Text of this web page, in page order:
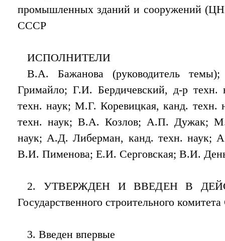
промышленных зданий и сооружений
СССР
ИСПОЛНИТЕЛИ
В.А. Бажанова (руководитель
Гримайло; Г.И. Бердичевский, д-р
техн. наук; М.Г. Коревицкая, канд. техн.
техн. наук; В.А. Козлов; А.П. Дужак;
наук; А.Д. Либерман, канд. техн.
В.И. Пименова; Е.И. Сергoвская; В.И.
2. УТВЕРЖДЕН И ВВЕДЕН В
Государственного строительного
3. Введен впервые